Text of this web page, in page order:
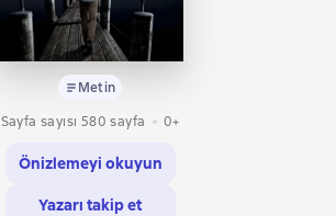
Metin
Sayfa sayısı 580 sayfa
0+
Önizlemeyi okuyun
Yazarı takip et